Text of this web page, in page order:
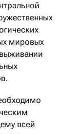
мировых
всей